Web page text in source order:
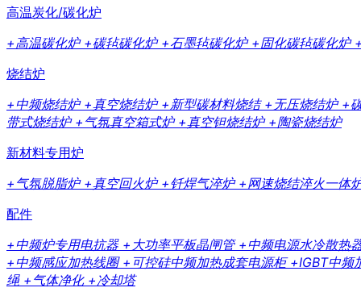
高温炭化/碳化炉
+高温碳化炉 +碳毡碳化炉 +石墨毡碳化炉 +固化碳毡碳化炉
烧结炉
+中频烧结炉 +真空烧结炉 +新型碳材料烧结 +无压烧结炉 +
带式烧结炉 +气氛真空箱式炉 +真空钽烧结炉 +陶瓷烧结炉
新材料专用炉
+气氛脱脂炉 +真空回火炉 +钎焊气淬炉 +网速烧结淬火一体
配件
+中频炉专用电抗器 +大功率平板晶闸管 +中频电源水冷散热
+中频感应加热线圈 +可控硅中频加热成套电源柜+IGBT中频
绳 +气体净化 +冷却塔